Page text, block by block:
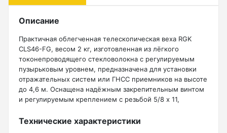
Описание
Практичная облегченная телескопическая веха RGK
CLS46-FG, весом 2 кг, изготовленная из лёгкого
токонепроводящего стекловолокна с регулируемым
пузырьковым уровнем, предназначена для установки
отражательных систем или ГНСС приемников на высоте
до 4,6 м. Оснащена надёжным закрепительным винтом
и регулируемым креплением с резьбой 5/8 x 11,
стандартной комплектации предусмотрен
Технические характеристики
Мотобуры
Шнек
Нивелиры
Нивелиры оптические